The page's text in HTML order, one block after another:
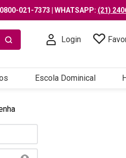
021-7373 | WHATSAPP: (21)
Login
Escola Dominical